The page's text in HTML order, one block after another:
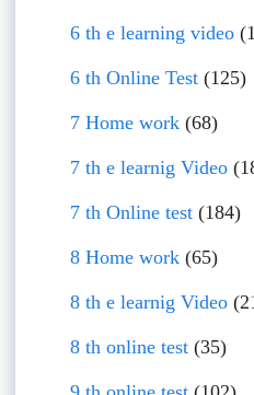
6 th e learning video
6 th Online Test(125)
7 Home work(68)
7 th e learnig Video
7 th Online test(184)
8 Home work(65)
8 th e learnig Video
8 th online test(35)